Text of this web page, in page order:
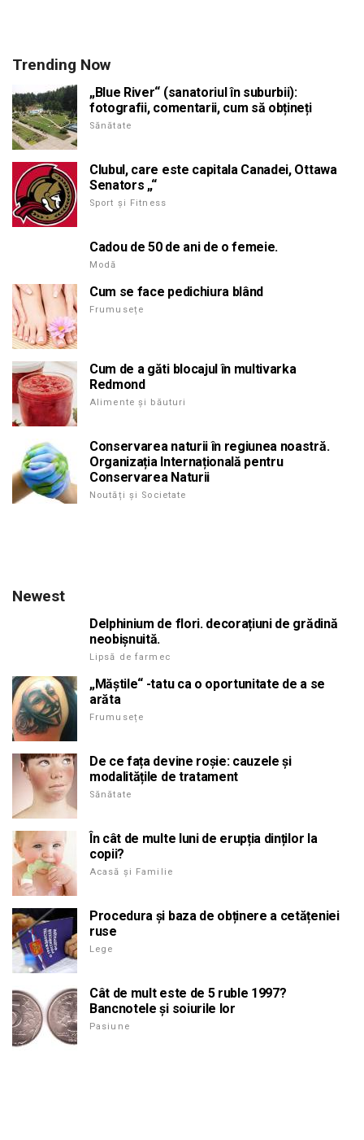
Trending Now
„Blue River“ (sanatoriul în suburbii):
fotografii, comentarii, cum să obțineți
Sănătate
Clubul, care este capitala Canadei, Ottawa
Senators „“
Sport și Fitness
Cadou de 50 de ani de o femeie.
Modă
Cum se face pedichiura blând
Frumusețe
Cum de a găti blocajul în multivarka
Redmond
Alimente și băuturi
Conservarea naturii în regiunea noastră.
Organizația Internațională pentru
Conservarea Naturii
Noutăți și Societate
Newest
Delphinium de flori. decorațiuni de grădină
neobișnuită.
Lipsă de farmec
„Măștile“ -tatu ca o oportunitate de a se
arăta
Frumusețe
De ce fața devine roșie: cauzele și
modalitățile de tratament
Sănătate
În cât de multe luni de erupția dinților la
copii?
Acasă și Familie
Procedura și baza de obținere a cetățeniei
ruse
Lege
Cât de mult este de 5 ruble 1997?
Bancnotele și soiurile lor
Pasiune